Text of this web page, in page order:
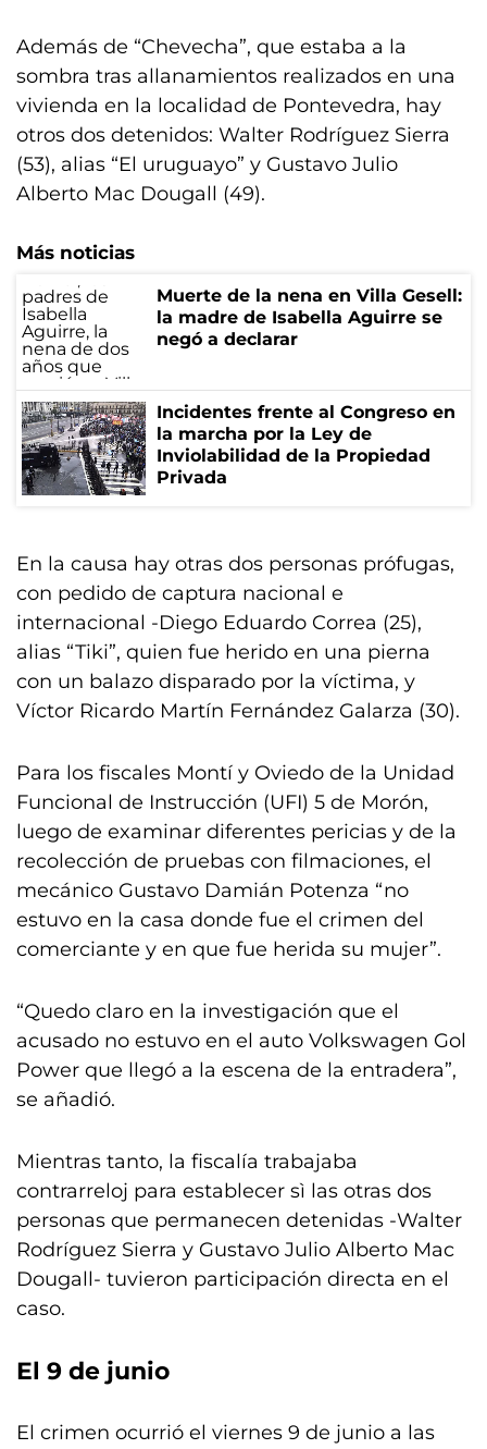
Además de “Chevecha”, que estaba a la
sombra tras allanamientos realizados en una
vivienda en la localidad de Pontevedra, hay
otros dos detenidos: Walter Rodríguez Sierra
(53), alias “El uruguayo” y Gustavo Julio
Alberto Mac Dougall (49).
Más noticias
Muerte de la nena en Villa Gesell:
la madre de Isabella Aguirre se
negó a declarar
Incidentes frente al Congreso en
la marcha por la Ley de
Inviolabilidad de la Propiedad
Privada
En la causa hay otras dos personas prófugas,
con pedido de captura nacional e
internacional -Diego Eduardo Correa (25),
alias “Tiki”, quien fue herido en una pierna
con un balazo disparado por la víctima, y
Víctor Ricardo Martín Fernández Galarza (30).
Para los fiscales Montí y Oviedo de la Unidad
Funcional de Instrucción (UFI) 5 de Morón,
luego de examinar diferentes pericias y de la
recolección de pruebas con filmaciones, el
mecánico Gustavo Damián Potenza “no
estuvo en la casa donde fue el crimen del
comerciante y en que fue herida su mujer”.
“Quedo claro en la investigación que el
acusado no estuvo en el auto Volkswagen Gol
Power que llegó a la escena de la entradera”,
se añadió.
Mientras tanto, la fiscalía trabajaba
contrarreloj para establecer sì las otras dos
personas que permanecen detenidas -Walter
Rodríguez Sierra y Gustavo Julio Alberto Mac
Dougall- tuvieron participación directa en el
caso.
El 9 de junio
El crimen ocurrió el viernes 9 de junio a las